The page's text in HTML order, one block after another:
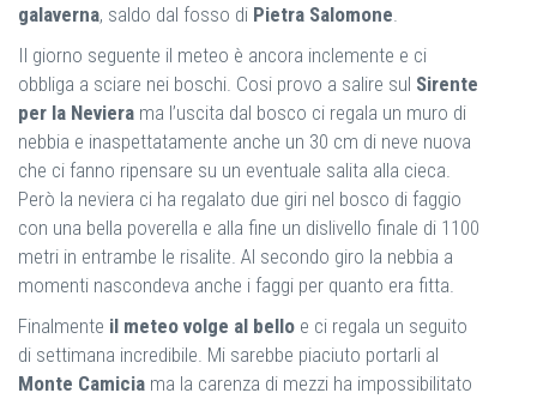
galaverna, saldo dal fosso di Pietra Salomone.
Il giorno seguente il meteo è ancora inclemente e ci
obbliga a sciare nei boschi. Cosi provo a salire sul Sirente
per la Neviera ma l’uscita dal bosco ci regala un muro di
nebbia e inaspettatamente anche un 30 cm di neve nuova
che ci fanno ripensare su un eventuale salita alla cieca.
Però la neviera ci ha regalato due giri nel bosco di faggio
con una bella poverella e alla fine un dislivello finale di 1100
metri in entrambe le risalite. Al secondo giro la nebbia a
momenti nascondeva anche i faggi per quanto era fitta.
Finalmente il meteo volge al bello e ci regala un seguito
di settimana incredibile. Mi sarebbe piaciuto portarli al
Monte Camicia ma la carenza di mezzi ha impossibilitato